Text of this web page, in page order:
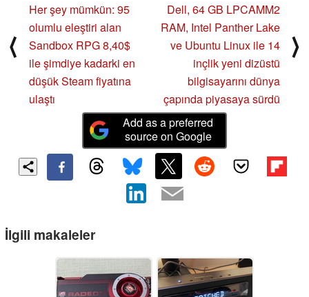
⟨
Her şey mümkün: 95
olumlu eleştiri alan
Sandbox RPG 8,40$
ile şimdiye kadarki en
düşük Steam fiyatına
ulaştı
Dell, 64 GB LPCAMM2
RAM, Intel Panther Lake
ve Ubuntu Linux ile 14
inçlik yeni dizüstü
bilgisayarını dünya
çapında piyasaya sürdü
⟩
Add as a preferred
source on Google
İlgili makaleler